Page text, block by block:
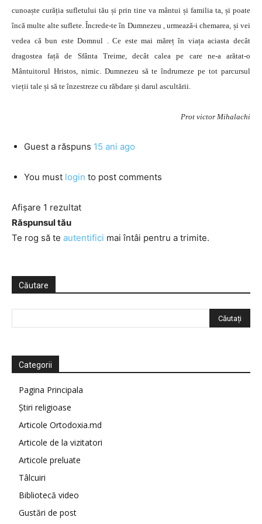
cunoaște curăția sufletului tău și prin tine va mântui și familia ta, și poate
încă multe alte suflete. Încrede-te în Dumnezeu , urmează-i chemarea, și vei
vedea că bun este Domnul . Ce este mai măreț în viața aciasta decât
dragostea față de Sfânta Treime, decât calea pe care ne-a arătat-o
Mântuitorul Hristos, nimic. Dumnezeu să te îndrumeze pe tot parcursul
vieții tale și să te înzestreze cu răbdare și darul ascultării.
Prot victor Mihalachi
Guest a răspuns 15 ani ago
You must login to post comments
Afișare 1 rezultat
Răspunsul tău
Te rog să te autentifici mai întâi pentru a trimite.
Căutare
Categorii
Pagina Principala
Știri religioase
Articole Ortodoxia.md
Articole de la vizitatori
Articole preluate
Tâlcuiri
Bibliotecă video
Gustări de post